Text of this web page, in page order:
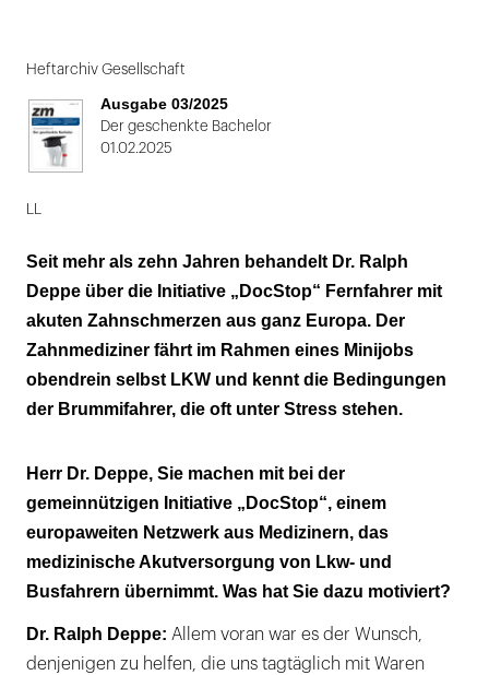
Heftarchiv Gesellschaft
Ausgabe 03/2025
Der geschenkte Bachelor
01.02.2025
Seit mehr als zehn Jahren behandelt Dr. Ralph
Deppe über die Initiative „DocStop“ Fernfahrer mit
akuten Zahnschmerzen aus ganz Europa. Der
Zahnmediziner fährt im Rahmen eines Minijobs
obendrein selbst LKW und kennt die Bedingungen
der Brummifahrer, die oft unter Stress stehen.
Herr Dr. Deppe, Sie machen mit bei der
gemeinnützigen Initiative „DocStop“, einem
europaweiten Netzwerk aus Medizinern, das
medizinische Akutversorgung von Lkw- und
Busfahrern übernimmt. Was hat Sie dazu motiviert?
Dr. Ralph Deppe: Allem voran war es der Wunsch,
denjenigen zu helfen, die uns tagtäglich mit Waren